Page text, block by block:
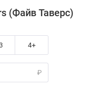
(Файв Таверс)
4+
₽